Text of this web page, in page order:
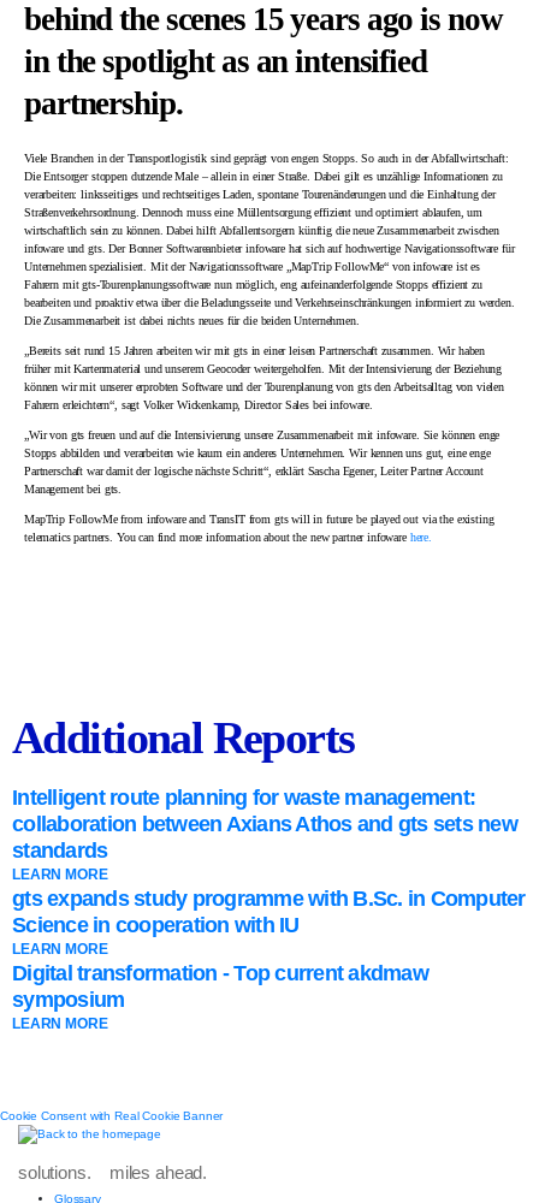
behind the scenes 15 years ago is now
in the spotlight as an intensified
partnership.
Viele Branchen in der Transportlogistik sind geprägt von engen Stopps. So auch in der Abfallwirtschaft:
Die Entsorger stoppen dutzende Male – allein in einer Straße. Dabei gilt es unzählige Informationen zu
verarbeiten: linksseitiges und rechtseitiges Laden, spontane Tourenänderungen und die Einhaltung der
Straßenverkehrsordnung. Dennoch muss eine Müllentsorgung effizient und optimiert ablaufen, um
wirtschaftlich sein zu können. Dabei hilft Abfallentsorgern künftig die neue Zusammenarbeit zwischen
infoware und gts. Der Bonner Softwareanbieter infoware hat sich auf hochwertige Navigationssoftware für
Unternehmen spezialisiert. Mit der Navigationssoftware „MapTrip FollowMe“ von infoware ist es
Fahrern mit gts-Tourenplanungssoftware nun möglich, eng aufeinanderfolgende Stopps effizient zu
bearbeiten und proaktiv etwa über die Beladungsseite und Verkehrseinschränkungen informiert zu werden.
Die Zusammenarbeit ist dabei nichts neues für die beiden Unternehmen.
„Bereits seit rund 15 Jahren arbeiten wir mit gts in einer leisen Partnerschaft zusammen. Wir haben
früher mit Kartenmaterial und unserem Geocoder weitergeholfen. Mit der Intensivierung der Beziehung
können wir mit unserer erprobten Software und der Tourenplanung von gts den Arbeitsalltag von vielen
Fahrern erleichtern“, sagt Volker Wickenkamp, Director Sales bei infoware.
„Wir von gts freuen und auf die Intensivierung unsere Zusammenarbeit mit infoware. Sie können enge
Stopps abbilden und verarbeiten wie kaum ein anderes Unternehmen. Wir kennen uns gut, eine enge
Partnerschaft war damit der logische nächste Schritt“, erklärt Sascha Egener, Leiter Partner Account
Management bei gts.
MapTrip FollowMe from infoware and TransIT from gts will in future be played out via the existing
telematics partners. You can find more information about the new partner infoware here.
Additional Reports
Intelligent route planning for waste management:
collaboration between Axians Athos and gts sets new
standards
LEARN MORE
gts expands study programme with B.Sc. in Computer
Science in cooperation with IU
LEARN MORE
Digital transformation - Top current akdmaw
symposium
LEARN MORE
Cookie Consent with Real Cookie Banner
solutions. miles ahead.
Glossary